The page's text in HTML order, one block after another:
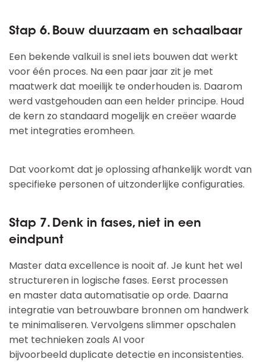
Stap 6. Bouw duurzaam en schaalbaar
Een bekende valkuil is snel iets bouwen dat werkt
voor één proces. Na een paar jaar zit je met
maatwerk dat moeilijk te onderhouden is. Daarom
werd vastgehouden aan een helder principe. Houd
de kern zo standaard mogelijk en creëer waarde
met integraties eromheen.
Dat voorkomt dat je oplossing afhankelijk wordt van
specifieke personen of uitzonderlijke configuraties.
Stap 7. Denk in fases, niet in een
eindpunt
Master data excellence is nooit af. Je kunt het wel
structureren in logische fases. Eerst processen
en master data automatisatie op orde. Daarna
integratie van betrouwbare bronnen om handwerk
te minimaliseren. Vervolgens slimmer opschalen
met technieken zoals AI voor
bijvoorbeeld duplicate detectie en inconsistenties.